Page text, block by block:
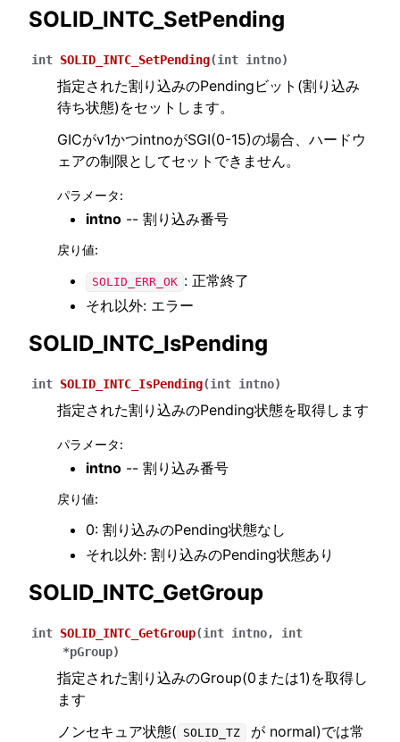
SOLID_INTC_SetPending
int SOLID_INTC_SetPending(int intno)
指定された割り込みのPendingビット(割り込み
待ち状態)をセットします。
GICがv1かつintnoがSGI(0-15)の場合、ハードウ
ェアの制限としてセットできません。
パラメータ:
intno -- 割り込み番号
戻り値:
SOLID_ERR_OK : 正常終了
それ以外: エラー
SOLID_INTC_IsPending
int SOLID_INTC_IsPending(int intno)
指定された割り込みのPending状態を取得します
パラメータ:
intno -- 割り込み番号
戻り値:
0: 割り込みのPending状態なし
それ以外: 割り込みのPending状態あり
SOLID_INTC_GetGroup
int SOLID_INTC_GetGroup(int intno, int
*pGroup)
指定された割り込みのGroup(0または1)を取得し
ます
ノンセキュア状態( SOLID_TZ
が normal)では常